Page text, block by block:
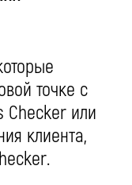
точке с
или
клиента,